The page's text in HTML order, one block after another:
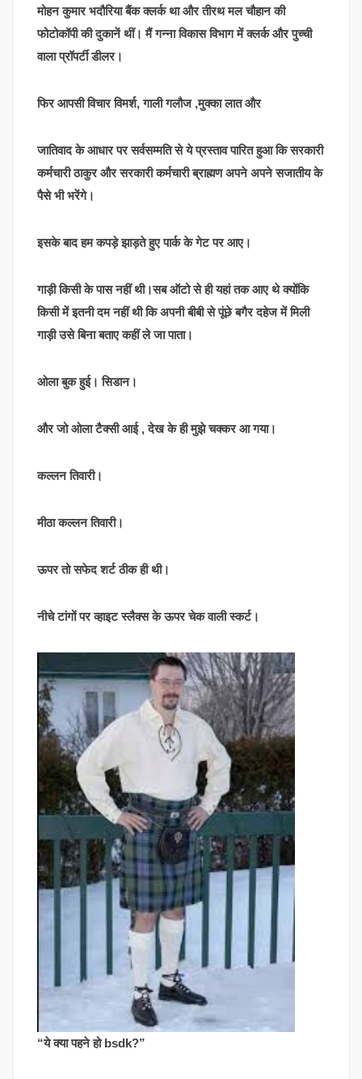
मोहन कुमार भदौरिया बैंक क्लर्क था और तीरथ मल चौहान की
फोटोकॉपी की दुकानें थीं। मैं गन्ना विकास विभाग में क्लर्क और पुच्ची
वाला प्रॉपर्टी डीलर।
फिर आपसी विचार विमर्श, गाली गलौज ,मुक्का लात और
जातिवाद के आधार पर सर्वसम्मति से ये प्रस्ताव पारित हुआ कि सरकारी
कर्मचारी ठाकुर और सरकारी कर्मचारी ब्राह्मण अपने अपने सजातीय के
पैसे भी भरेंगे।
इसके बाद हम कपड़े झाड़ते हुए पार्क के गेट पर आए।
गाड़ी किसी के पास नहीं थी।सब ऑटो से ही यहां तक आए थे क्योंकि
किसी में इतनी दम नहीं थी कि अपनी बीबी से पूंछे बगैर दहेज में मिली
गाड़ी उसे बिना बताए कहीं ले जा पाता।
ओला बुक हुई। सिडान।
और जो ओला टैक्सी आई , देख के ही मुझे चक्कर आ गया।
कल्लन तिवारी।
मीठा कल्लन तिवारी।
ऊपर तो सफेद शर्ट ठीक ही थी।
नीचे टांगों पर व्हाइट स्लैक्स के ऊपर चेक वाली स्कर्ट।
“ये क्या पहने हो bsdk?”